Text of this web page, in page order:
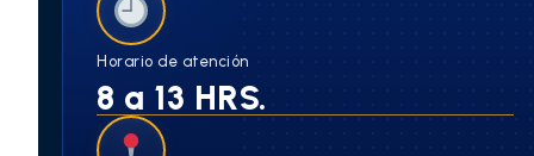
Horario de atención
8 a 13 HRS.